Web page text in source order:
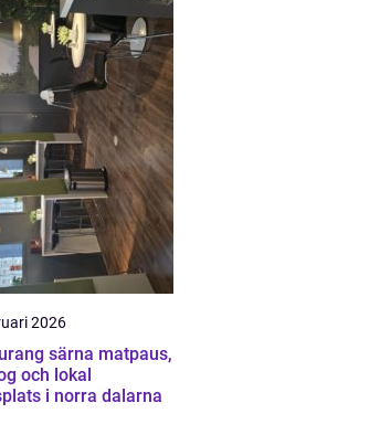
2026
särna matpaus,
och lokal
i norra dalarna